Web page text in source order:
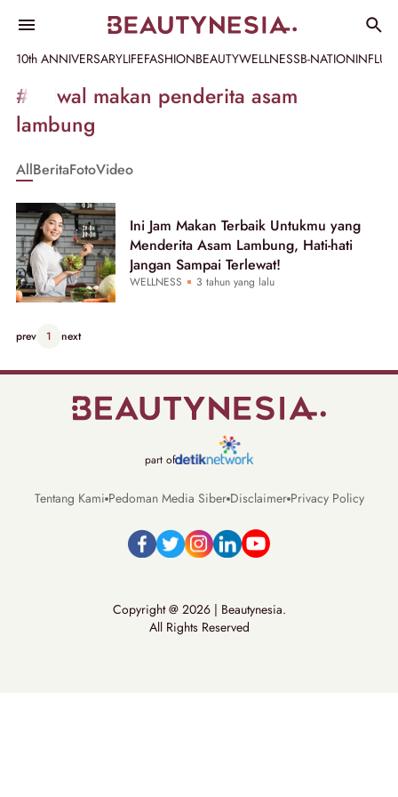
10th ANNIVERSARYLIFEFASHIONBEAUTYWELLNESSB-NATION
Informasi
[GET_DATA_TITLE]
Beautynesia
#jadwal makan penderita asam
lambung
AllBeritaFotoVideo
Ini Jam Makan Terbaik Untukmu yang
Menderita Asam Lambung, Hati-hati
Jangan Sampai Terlewat!
WELLNESS 3 tahun yang lalu
prev 1 next
part of
Tentang Kami Pedoman Media Siber Disclaimer Privacy Policy
Copyright @ 2026 | Beautynesia.
All Rights Reserved